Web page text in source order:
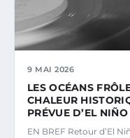
9 MAI 2026
LES OCÉANS
CHALEUR
PRÉVUE D’EL NIÑO
EN BREF Retour d’El